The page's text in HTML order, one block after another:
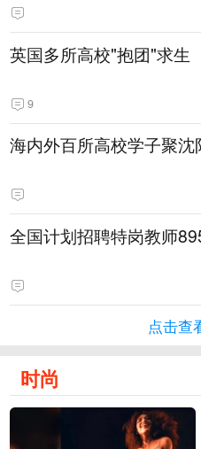
英国多所高校"抱团"求生
9
海内外百所高校学子聚沈
全国计划招聘特岗教师
点击查
时尚